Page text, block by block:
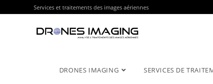
Services et traitements des images aériennes
DRONES IMAGING SERVICES DE